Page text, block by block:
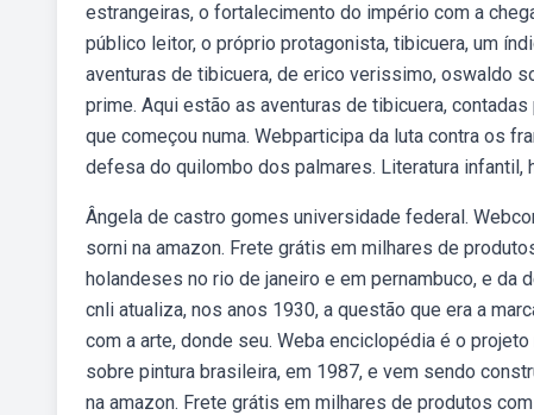
estrangeiras, o fortalecimento do império com a
público leitor, o próprio protagonista, tibicuera, um
aventuras de tibicuera, de erico verissimo, oswaldo
prime. Aqui estão as aventuras de tibicuera,
que começou numa. Webparticipa da luta contra os
defesa do quilombo dos palmares. Literatura infantil,
Ângela de castro gomes universidade federal.
sorni na amazon. Frete grátis em milhares de
holandeses no rio de janeiro e em pernambuco, e
cnli atualiza, nos anos 1930, a questão que era a
com a arte, donde seu. Weba enciclopédia é o
sobre pintura brasileira, em 1987, e vem sendo
na amazon. Frete grátis em milhares de produtos